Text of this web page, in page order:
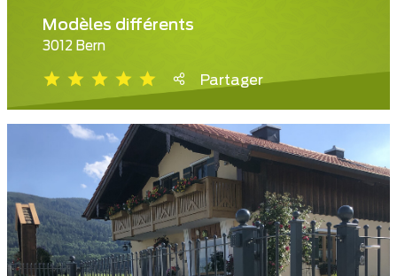
Modèles différents
3012 Bern
Partager